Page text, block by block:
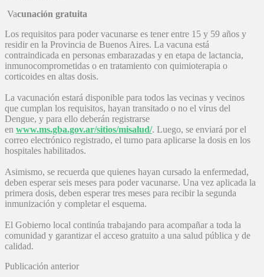
Vacunación gratuita
Los requisitos para poder vacunarse es tener entre 15 y 59 años y
residir en la Provincia de Buenos Aires. La vacuna está
contraindicada en personas embarazadas y en etapa de lactancia,
inmunocomprometidas o en tratamiento con quimioterapia o
corticoides en altas dosis.
La vacunación estará disponible para todos las vecinas y vecinos
que cumplan los requisitos, hayan transitado o no el virus del
Dengue, y para ello deberán registrarse
en www.ms.gba.gov.ar/sitios/misalud/. Luego, se enviará por el
correo electrónico registrado, el turno para aplicarse la dosis en los
hospitales habilitados.
Asimismo, se recuerda que quienes hayan cursado la enfermedad,
deben esperar seis meses para poder vacunarse. Una vez aplicada la
primera dosis, deben esperar tres meses para recibir la segunda
inmunización y completar el esquema.
El Gobierno local continúa trabajando para acompañar a toda la
comunidad y garantizar el acceso gratuito a una salud pública y de
calidad.
Publicación anterior